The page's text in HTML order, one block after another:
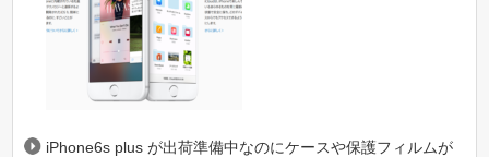
iPhone6s plus が出荷準備中なのにケースや保護フィルムが